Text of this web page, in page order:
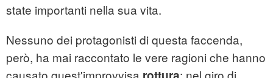
state importanti nella sua vita.
Nessuno dei protagonisti di questa faccenda,
però, ha mai raccontato le vere ragioni che hanno